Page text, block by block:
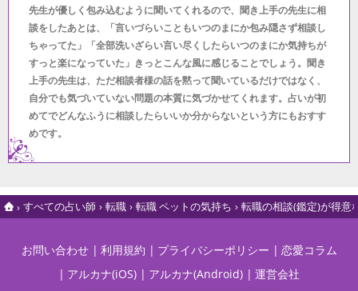
先生が優しく包み込むように聞いてくれるので、聞き上手の先生に相
談をしたあとは、「言いづらいこともいつのまにか包み隠さず相談し
ちゃってた」「全部洗いざらい言い尽くしたらいつのまにか気持ちが
すっと楽になっていた」きっとこんな風に感じることでしょう。聞き
上手の先生は、ただ相談者様の話を黙って聞いているだけではなく、
自分でも気づいていない問題の本質に気づかせてくれます。占いが初
めてでどんなふうに相談したらいいか分からないという方にもおすす
めです。
すべての占い師 転職 転職 ペットの気持ち 転職の相談(鑑定)が得意
お問い合わせ 利用規約 プライバシーポリシー
恋愛コラム
アルカナ(iOS)
アルカナ(Android) 運営会社